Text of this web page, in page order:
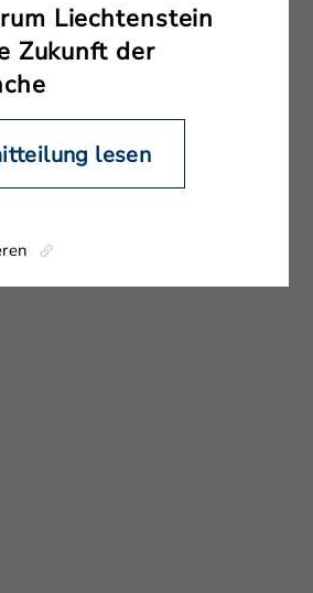
Liechtenstein
Zukunft der
lesen